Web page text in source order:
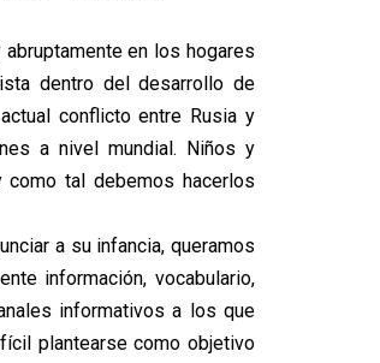
en los hogares
dentro del desarrollo de
conflicto entre Rusia y
a nivel mundial. Niños y
tal debemos hacerlos
a su infancia, queramos
información, vocabulario,
informativos a los que
plantearse como objetivo